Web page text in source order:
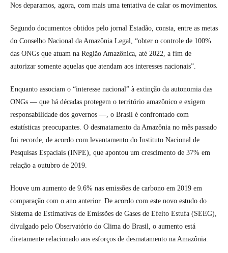
Nos deparamos, agora, com mais uma tentativa de calar os movimentos.
Segundo documentos obtidos pelo jornal Estadão, consta, entre as metas
do Conselho Nacional da Amazônia Legal, “obter o controle de 100%
das ONGs que atuam na Região Amazônica, até 2022, a fim de
autorizar somente aquelas que atendam aos interesses nacionais”.
Enquanto associam o “interesse nacional” à extinção da autonomia das
ONGs — que há décadas protegem o território amazônico e exigem
responsabilidade dos governos —, o Brasil é confrontado com
estatísticas preocupantes. O desmatamento da Amazônia no mês passado
foi recorde, de acordo com levantamento do Instituto Nacional de
Pesquisas Espaciais (INPE), que apontou um crescimento de 37% em
relação a outubro de 2019.
Houve um aumento de 9.6% nas emissões de carbono em 2019 em
comparação com o ano anterior. De acordo com este novo estudo do
Sistema de Estimativas de Emissões de Gases de Efeito Estufa (SEEG),
divulgado pelo Observatório do Clima do Brasil, o aumento está
diretamente relacionado aos esforços de desmatamento na Amazônia.